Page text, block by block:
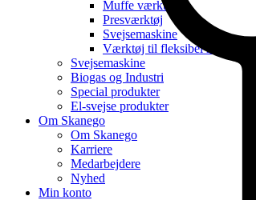
Muffe værktøj
Presværktøj
Svejsemaskine
Værktøj til fleksibel rør
Svejsemaskine
Biogas og Industri
Special produkter
El-svejse produkter
Om Skanego
Om Skanego
Karriere
Medarbejdere
Nyhed
Min konto